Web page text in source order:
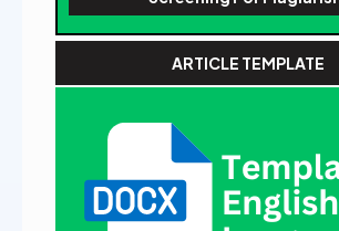
ARTICLE TEMPLATE